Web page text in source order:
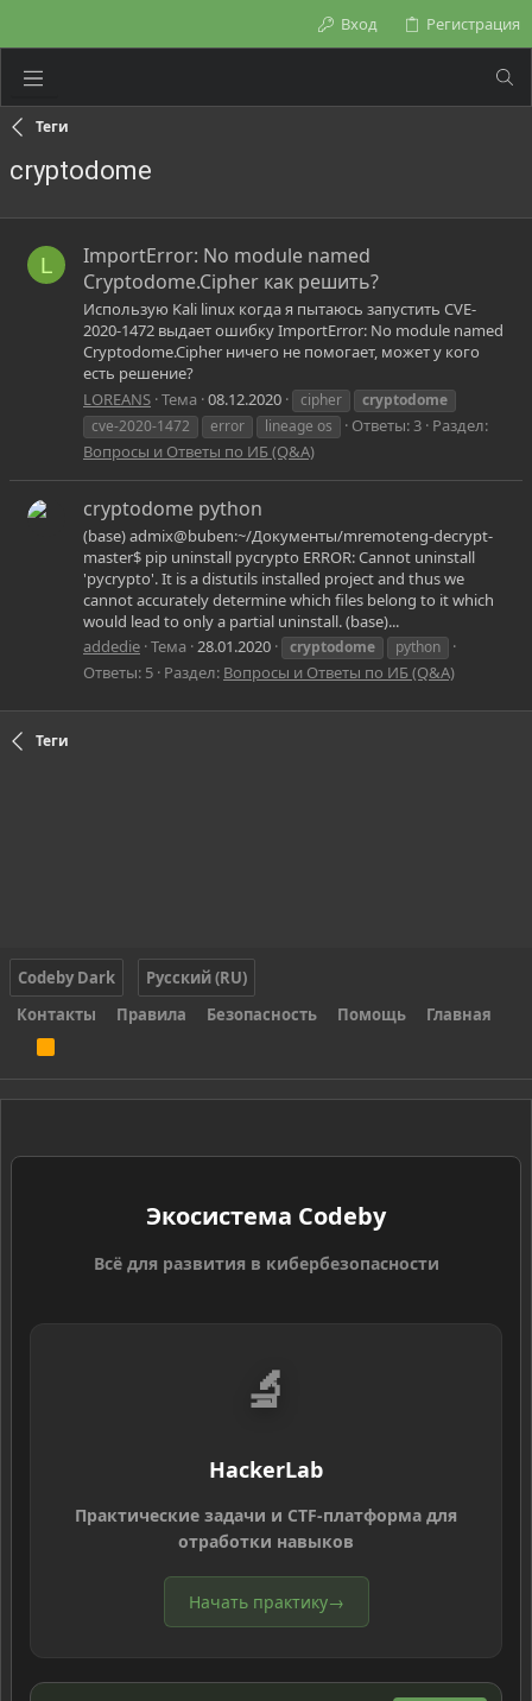
Вход Регистрация
Теги
cryptodome
L
ImportError: No module named
Cryptodome.Cipher как решить?
Использую Kali linux когда я пытаюсь запустить CVE-
2020-1472 выдает ошибку ImportError: No module named
Cryptodome.Cipher ничего не помогает, может у кого
есть решение?
LOREANS Тема 08.12.2020 cipher
cryptodome
cve-2020-1472
error lineage os Ответы: 3 Раздел:
Вопросы и Ответы по ИБ (Q&A)
cryptodome python
(base) admix@buben:~/Документы/mremoteng-decrypt-
master$ pip uninstall pycrypto ERROR: Cannot uninstall
'pycrypto'. It is a distutils installed project and thus we
cannot accurately determine which files belong to it which
would lead to only a partial uninstall. (base)...
addedie Тема 28.01.2020 cryptodome python
Ответы: 5 Раздел: Вопросы и Ответы по ИБ (Q&A)
Теги
Codeby Dark
Русский (RU)
Контакты
Правила Безопасность Помощь Главная
S
Экосистема Codeby
Всё для развития в кибербезопасности
🔬
HackerLab
Практические задачи и CTF-платформа для
отработки навыков
Начать практику→